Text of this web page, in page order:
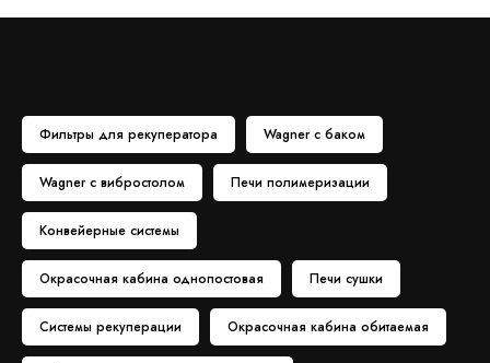
Фильтры для рекуператора Wagner с баком
Wagner с вибростолом Печи полимеризации
Конвейерные системы
Окрасочная кабина однопостовая Печи сушки
Системы рекуперации Окрасочная кабина обитаемая